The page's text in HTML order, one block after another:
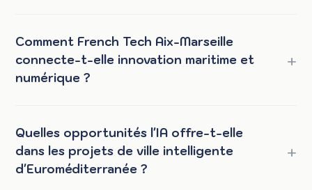
Comment French Tech Aix-Marseille
connecte-t-elle innovation maritime et
numérique ?
Quelles opportunités l'IA offre-t-elle
dans les projets de ville intelligente
d'Euroméditerranée ?